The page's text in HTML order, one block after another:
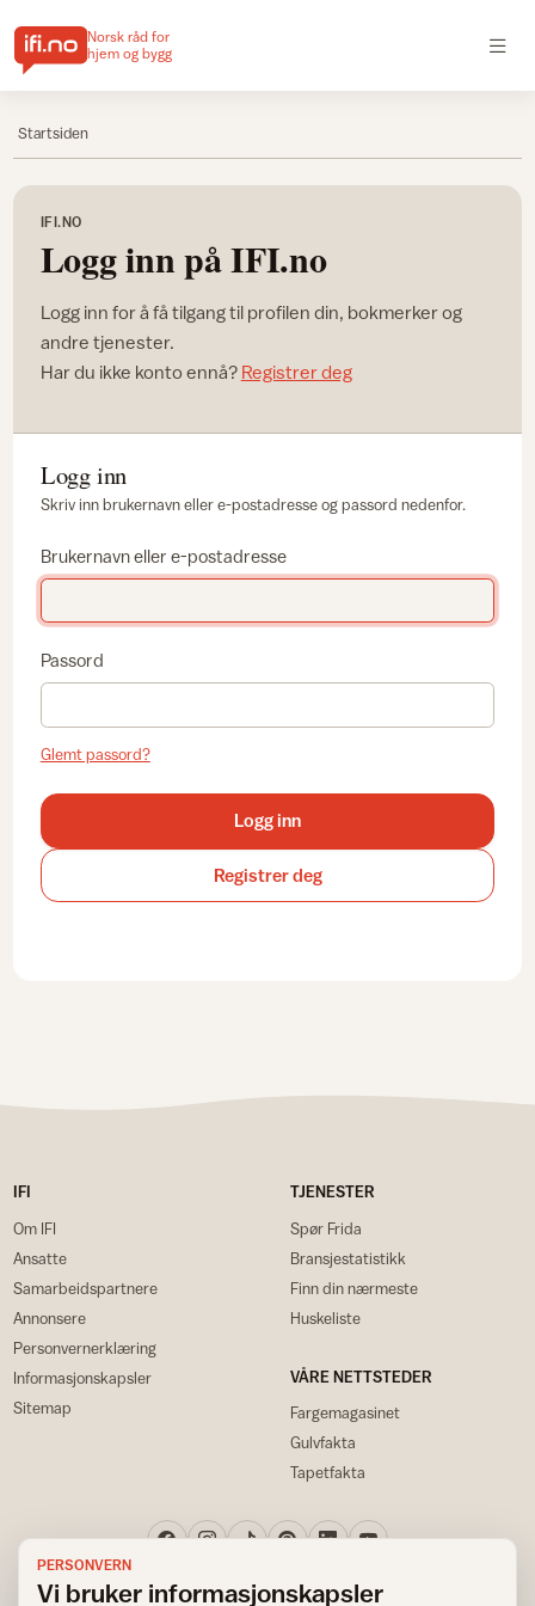
Norsk råd for
hjem og bygg
Startsiden
IFI.NO
Logg inn på IFI.no
Logg inn for å få tilgang til profilen din, bokmerker og
andre tjenester.
Har du ikke konto ennå? Registrer deg
Logg inn
Skriv inn brukernavn eller e-postadresse og passord nedenfor.
Brukernavn eller e-postadresse
Passord
Glemt passord?
Logg inn
Registrer deg
IFI
Om IFI
Ansatte
Samarbeidspartnere
Annonsere
Personvernerklæring
Informasjonskapsler
Sitemap
TJENESTER
Spør Frida
Bransjestatistikk
Finn din nærmeste
Huskeliste
VÅRE NETTSTEDER
Fargemagasinet
Gulvfakta
Tapetfakta
PERSONVERN
Vi bruker informasjonskapsler